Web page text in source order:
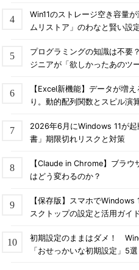
Win11のストレージ空き容量
ムリストア」のわなと賢い設
プログラミングの知識は不
ジニアが「欲しかったあのツ
【Excel新機能】データが増
り。動的配列関数とスピル演
2026年6月にWindows 11が
書」期限切れリスクと対策
【Claude in Chrome】ブラ
はどう変わるのか？
【保存版】スマホで
スクトップの設定と活用ガイ
初期設定のままはダメ！
「おせっかいな初期設定」5選